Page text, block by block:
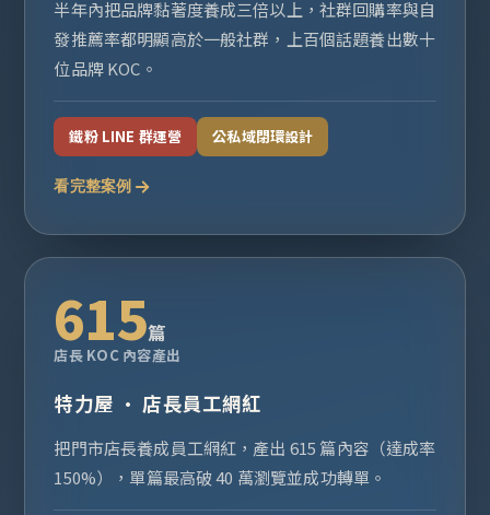
半年內把品牌黏著度養成三倍以上，社群回購率與自
發推薦率都明顯高於一般社群，上百個話題養出數十
位品牌 KOC。
鐵粉 LINE 群運營 公私域閉環設計
看完整案例
615篇
店長 KOC 內容產出
特力屋 · 店長員工網紅
把門市店長養成員工網紅，產出 615 篇內容（達成率
150%），單篇最高破 40 萬瀏覽並成功轉單。